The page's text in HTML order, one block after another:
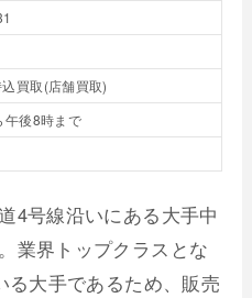
買取(店舗買取)
午後8時まで
4号線沿いにある大手中
業界トップクラスとな
る大手であるため、販売